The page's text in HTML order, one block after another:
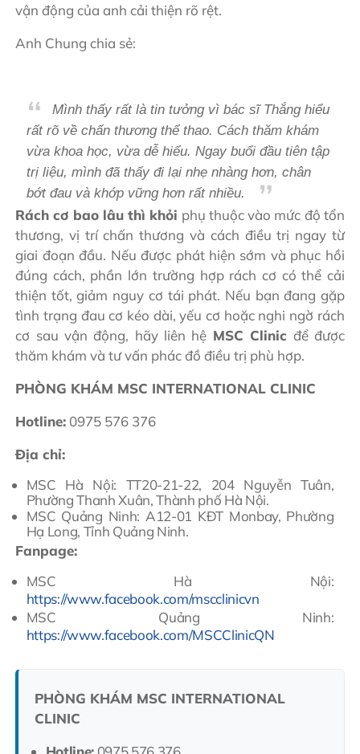
vận động của anh cải thiện rõ rệt.
Anh Chung chia sẻ:
Mình thấy rất là tin tưởng vì bác sĩ Thắng hiểu
rất rõ về chấn thương thể thao. Cách thăm khám
vừa khoa học, vừa dễ hiểu. Ngay buổi đầu tiên tập
trị liệu, mình đã thấy đi lại nhẹ nhàng hơn, chân
bớt đau và khớp vững hơn rất nhiều.
Rách cơ bao lâu thì khỏi phụ thuộc vào mức độ tổn
thương, vị trí chấn thương và cách điều trị ngay từ
giai đoạn đầu. Nếu được phát hiện sớm và phục hồi
đúng cách, phần lớn trường hợp rách cơ có thể cải
thiện tốt, giảm nguy cơ tái phát. Nếu bạn đang gặp
tình trạng đau cơ kéo dài, yếu cơ hoặc nghi ngờ rách
cơ sau vận động, hãy liên hệ MSC Clinic để được
thăm khám và tư vấn phác đồ điều trị phù hợp.
PHÒNG KHÁM MSC INTERNATIONAL CLINIC
Hotline: 0975 576 376
Địa chỉ:
MSC Hà Nội: TT20-21-22, 204 Nguyễn Tuân,
Phường Thanh Xuân, Thành phố Hà Nội.
MSC Quảng Ninh: A12-01 KĐT Monbay, Phường
Hạ Long, Tỉnh Quảng Ninh.
Fanpage:
MSC Hà Nội:
https://www.facebook.com/mscclinicvn
MSC Quảng Ninh:
https://www.facebook.com/MSCClinicQN
PHÒNG KHÁM MSC INTERNATIONAL
CLINIC